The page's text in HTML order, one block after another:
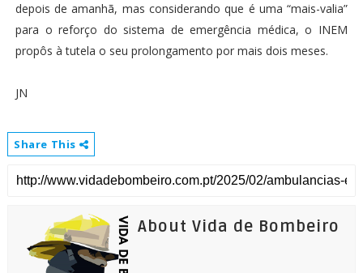
depois de amanhã, mas considerando que é uma “mais-valia”
para o reforço do sistema de emergência médica, o INEM
propôs à tutela o seu prolongamento por mais dois meses.
JN
Share This
About Vida de Bombeiro